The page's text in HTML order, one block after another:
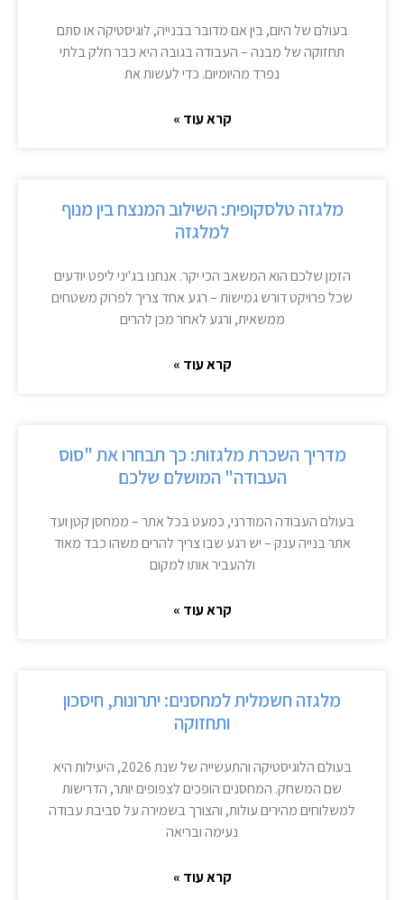
בעולם של היום, בין אם מדובר בבנייה, לוגיסטיקה או סתם
תחזוקה של מבנה – העבודה בגובה היא כבר חלק בלתי
נפרד מהיומיום. כדי לעשות את
קרא עוד »
מלגזה טלסקופית: השילוב המנצח בין מנוף
למלגזה
הזמן שלכם הוא המשאב הכי יקר. אנחנו בג'יני ליפט יודעים
שכל פרויקט דורש גמישות – רגע אחד צריך לפרוק משטחים
ממשאית, ורגע לאחר מכן להרים
קרא עוד »
מדריך השכרת מלגזות: כך תבחרו את "סוס
העבודה" המושלם שלכם
בעולם העבודה המודרני, כמעט בכל אתר – ממחסן קטן ועד
אתר בנייה ענק – יש רגע שבו צריך להרים משהו כבד מאוד
ולהעביר אותו למקום
קרא עוד »
מלגזה חשמלית למחסנים: יתרונות, חיסכון
ותחזוקה
בעולם הלוגיסטיקה והתעשייה של שנת 2026, היעילות היא
שם המשחק. המחסנים הופכים לצפופים יותר, הדרישות
למשלוחים מהירים עולות, והצורך בשמירה על סביבת עבודה
נעימה ובריאה
קרא עוד »